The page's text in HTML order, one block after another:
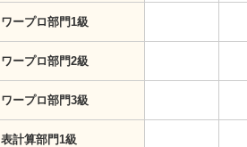
ワープロ部門1級
ワープロ部門2級
ワープロ部門3級
表計算部門1級